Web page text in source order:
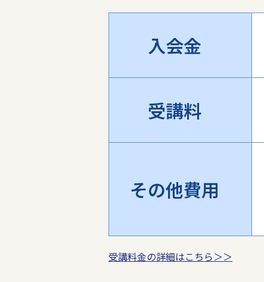
入会金
受講料
その他費用
受講料金の詳細はこちら＞＞